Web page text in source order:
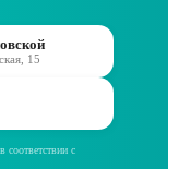
15
соответствии с